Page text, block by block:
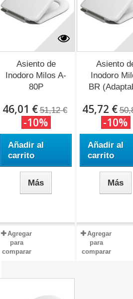
Asiento de
Inodoro Milos A-
80P
46,01 € 51,12 €
-10%
Añadir al
carrito
Más
Agregar
para
comparar
Asiento
Inodoro
BR
45,72 €
-10%
Añadir al
carrito
Más
Agregar
para
comparar